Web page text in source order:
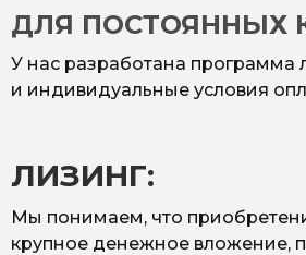
ДЛЯ ПОСТОЯННЫХ
У нас разработана программа
и индивидуальные условия
ЛИЗИНГ:
Мы понимаем, что
крупное денежное вложение,